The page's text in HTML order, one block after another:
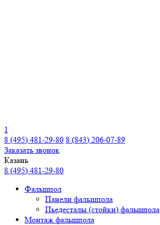
1
8 (495) 481-29-80 8 (843) 206-07-89
Заказать звонок
Казань
8 (495) 481-29-80
Фальшпол
Панели фальшпола
Пьедесталы (стойки) фальшпола
Монтаж фальшпола